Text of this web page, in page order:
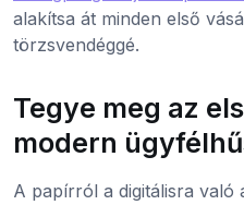
alakítsa át minden első
törzsvendéggé.
Tegye meg az
modern
A papírról a digitálisra való